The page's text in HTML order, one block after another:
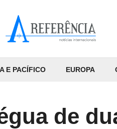
E PACÍFICO EUROPA
de